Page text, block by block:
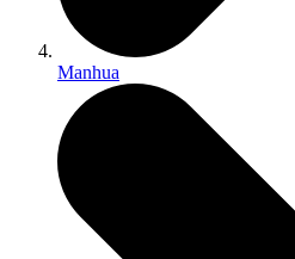
Manhua